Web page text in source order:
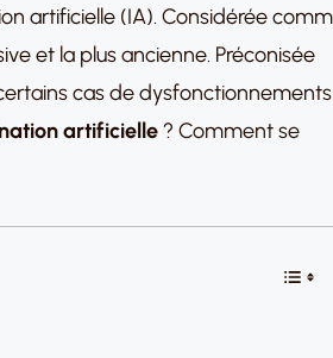
artificielle (IA). Considérée
et la plus ancienne. Préconisée
cas de dysfonctionnements
artificielle? Comment se